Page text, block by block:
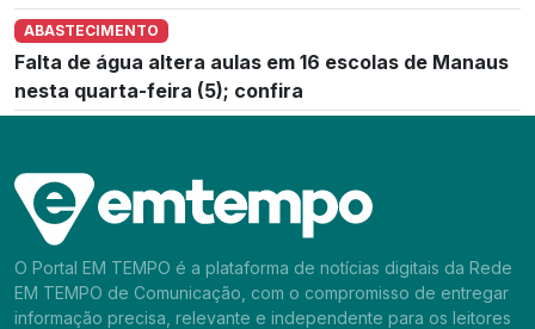
ABASTECIMENTO
Falta de água altera aulas em 16 escolas de Manaus
nesta quarta-feira (5); confira
O Portal EM TEMPO é a plataforma de notícias digitais da Rede
EM TEMPO de Comunicação, com o compromisso de entregar
informação precisa, relevante e independente para os leitores